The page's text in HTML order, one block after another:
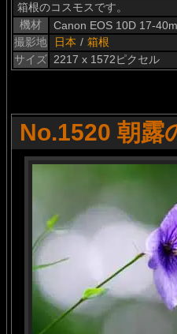
箱根のコスモスです。
機材
Canon EOS 10D 17-
撮影地
日本 / 箱根
サイズ 2217 x 1572ピクセル
No.1520 朝露